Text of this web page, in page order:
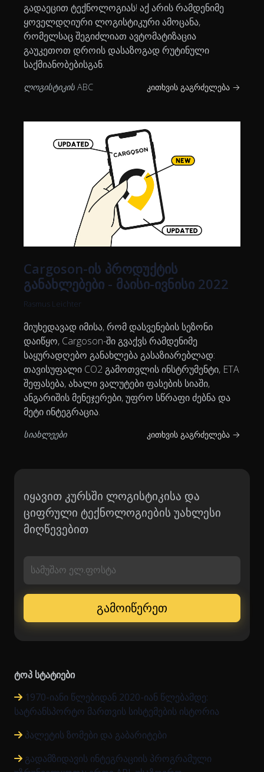
გადაეცით ტექნოლოგიას! აქ არის რამდენიმე
ყოველდღიური ლოგისტიკური ამოცანა,
რომელსაც შეგიძლიათ ავტომატიზაცია
გაუკეთოთ დროის დასაზოგად რუტინული
საქმიანობებისგან.
ლოგისტიკის ABC კითხვის გაგრძელება →
Cargoson-ის პროდუქტის
განახლებები - მაისი-ივნისი 2022
Rasmus Leichter
მიუხედავად იმისა, რომ დასვენების სეზონი
დაიწყო, Cargoson-ში გვაქვს რამდენიმე
საყურადღებო განახლება გასაზიარებლად:
თავისუფალი CO2 გამოთვლის ინსტრუმენტი, ETA
შეფასება, ახალი ვალუტები ფასების სიაში,
ანგარიშის მენეჯერები, უფრო სწრაფი ძებნა და
მეტი ინტეგრაცია.
სიახლეები კითხვის გაგრძელება →
იყავით კურსში ლოგისტიკისა და
ციფრული ტექნოლოგიების უახლესი
მიღწევებით
სამუშაო ელ.ფოსტა
ტოპ სტატიები
1970-იანი წლებიდან 2020-იან წლებამდე:
სატრანსპორტო მართვის სისტემების ისტორია
პალეტის ზომები და გაბარიტები
გადამზიდავის ინტეგრაციის პროგრამული